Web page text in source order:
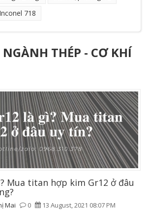
718
THÉP - CƠ KHÍ
Mua titan hợp kim Gr12 ở đâu
Mai 0 13 August, 2021 08:07 PM